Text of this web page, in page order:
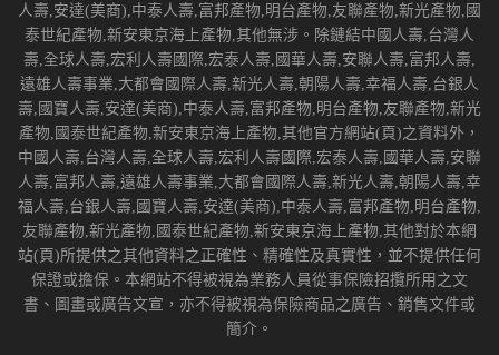
人壽,安達(美商),中泰人壽,富邦產物,明台產物,友聯產物,新光產物,國
泰世紀產物,新安東京海上產物,其他無涉。除鏈結中國人壽,台灣人
壽,全球人壽,宏利人壽國際,宏泰人壽,國華人壽,安聯人壽,富邦人壽,
遠雄人壽事業,大都會國際人壽,新光人壽,朝陽人壽,幸福人壽,台銀人
壽,國寶人壽,安達(美商),中泰人壽,富邦產物,明台產物,友聯產物,新光
產物,國泰世紀產物,新安東京海上產物,其他官方網站(頁)之資料外，
中國人壽,台灣人壽,全球人壽,宏利人壽國際,宏泰人壽,國華人壽,安聯
人壽,富邦人壽,遠雄人壽事業,大都會國際人壽,新光人壽,朝陽人壽,幸
福人壽,台銀人壽,國寶人壽,安達(美商),中泰人壽,富邦產物,明台產物,
友聯產物,新光產物,國泰世紀產物,新安東京海上產物,其他對於本網
站(頁)所提供之其他資料之正確性、精確性及真實性，並不提供任何
保證或擔保。本網站不得被視為業務人員從事保險招攬所用之文
書、圖畫或廣告文宣，亦不得被視為保險商品之廣告、銷售文件或
簡介。